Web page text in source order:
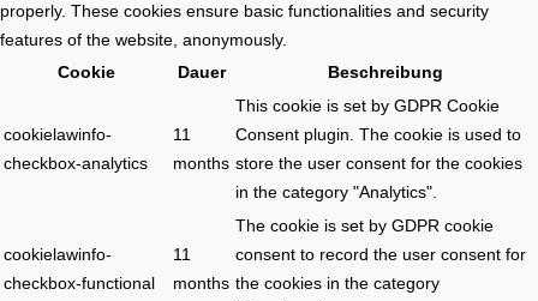
properly. These cookies ensure basic functionalities and security
features of the website, anonymously.
Cookie
Dauer Beschreibung
cookielawinfo-
checkbox-analytics
11
months
This cookie is set by GDPR Cookie
Consent plugin. The cookie is used to
store the user consent for the cookies
in the category "Analytics".
cookielawinfo-
checkbox-functional
11
months
The cookie is set by GDPR cookie
consent to record the user consent for
the cookies in the category